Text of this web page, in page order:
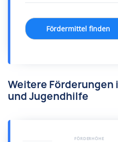
Fördermittel finden
Weitere Förderungen
und Jugendhilfe
FÖRDERHÖHE